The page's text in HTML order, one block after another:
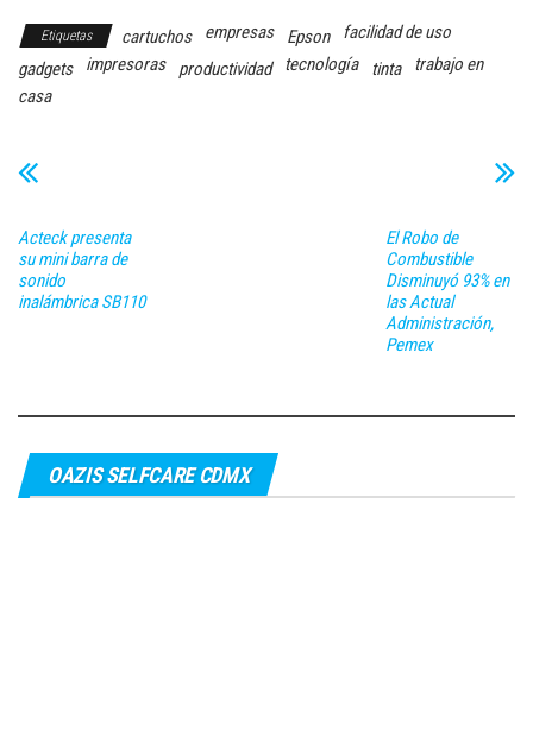
Etiquetas cartuchos empresas Epson
facilidad de uso
gadgets
impresoras productividad tecnología tinta
trabajo en
casa
Acteck presenta
su mini barra de
sonido
inalámbrica SB110
El Robo de
Combustible
Disminuyó 93% en
las Actual
Administración,
Pemex
OAZIS SELFCARE CDMX